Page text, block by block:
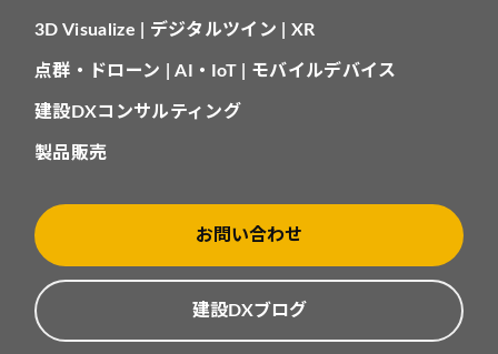
3D Visualize | デジタルツイン | XR
点群・ドローン | AI・IoT | モバイルデバイス
建設DXコンサルティング
製品販売
お問い合わせ
建設DXブログ